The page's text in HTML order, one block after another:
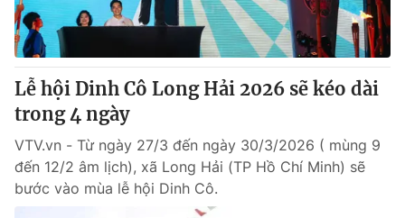
Lễ hội Dinh Cô Long Hải 2026 sẽ kéo dài
trong 4 ngày
VTV.vn - Từ ngày 27/3 đến ngày 30/3/2026 ( mùng 9
đến 12/2 âm lịch), xã Long Hải (TP Hồ Chí Minh) sẽ
bước vào mùa lễ hội Dinh Cô.